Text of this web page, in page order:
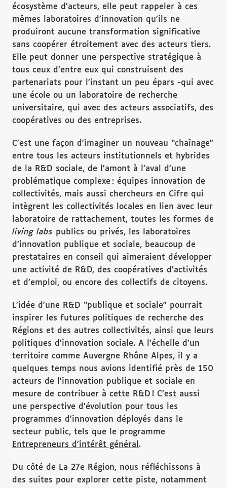
écosystème d’acteurs, elle peut rappeler à ces
mêmes laboratoires d’innovation qu’ils ne
produiront aucune transformation significative
sans coopérer étroitement avec des acteurs tiers.
Elle peut donner une perspective stratégique à
tous ceux d’entre eux qui construisent des
partenariats pour l’instant un peu épars -qui avec
une école ou un laboratoire de recherche
universitaire, qui avec des acteurs associatifs, des
coopératives ou des entreprises.
C’est une façon d’imaginer un nouveau “chaînage”
entre tous les acteurs institutionnels et hybrides
de la R&D sociale, de l’amont à l’aval d’une
problématique complexe : équipes innovation de
collectivités, mais aussi chercheurs en Cifre qui
intègrent les collectivités locales en lien avec leur
laboratoire de rattachement, toutes les formes de
living labs publics ou privés, les laboratoires
d’innovation publique et sociale, beaucoup de
prestataires en conseil qui aimeraient développer
une activité de R&D, des coopératives d’activités
et d’emploi, ou encore des collectifs de citoyens.
L’idée d’une R&D “publique et sociale” pourrait
inspirer les futures politiques de recherche des
Régions et des autres collectivités, ainsi que leurs
politiques d’innovation sociale. A l’échelle d’un
territoire comme Auvergne Rhône Alpes, il y a
quelques temps nous avions identifié près de 150
acteurs de l’innovation publique et sociale en
mesure de contribuer à cette R&D ! C’est aussi
une perspective d’évolution pour tous les
programmes d’innovation déployés dans le
secteur public, tels que le programme
Entrepreneurs d’intérêt général .
Du côté de La 27e Région, nous réfléchissons à
des suites pour explorer cette piste, notamment